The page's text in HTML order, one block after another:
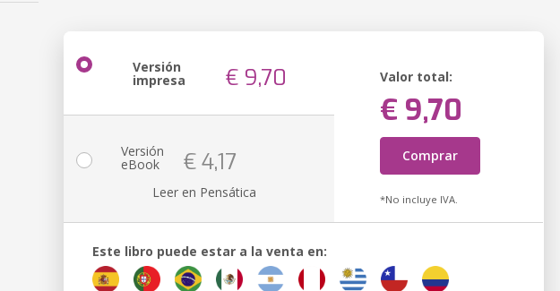
Versión
impresa € 9,70 Valor total:
€ 9,70
Comprar
*No incluye IVA.
Versión
eBook € 4,17
Leer en Pensática
Este libro puede estar a la venta en: